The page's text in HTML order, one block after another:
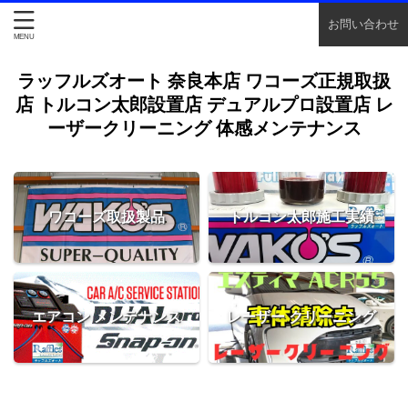
お問い合わせ
ラッフルズオート 奈良本店 ワコーズ正規取扱
店 トルコン太郎設置店 デュアルプロ設置店 レ
ーザークリーニング 体感メンテナンス
ワコーズ取扱製品 トルコン太郎施工実績
エアコン メンテナンス レーザー クリーニング